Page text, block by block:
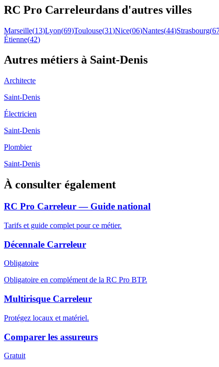
RC Pro Carreleurdans d'autres villes
Marseille(13)Lyon(69)Toulouse(31)Nice(06)Nantes(44)Strasbourg(
Étienne(42)
Autres métiers à Saint-Denis
Architecte
Saint-Denis
Électricien
Saint-Denis
Plombier
Saint-Denis
À consulter également
RC Pro Carreleur — Guide national
Tarifs et guide complet pour ce métier.
Décennale Carreleur
Obligatoire
Obligatoire en complément de la RC Pro BTP.
Multirisque Carreleur
Protégez locaux et matériel.
Comparer les assureurs
Gratuit